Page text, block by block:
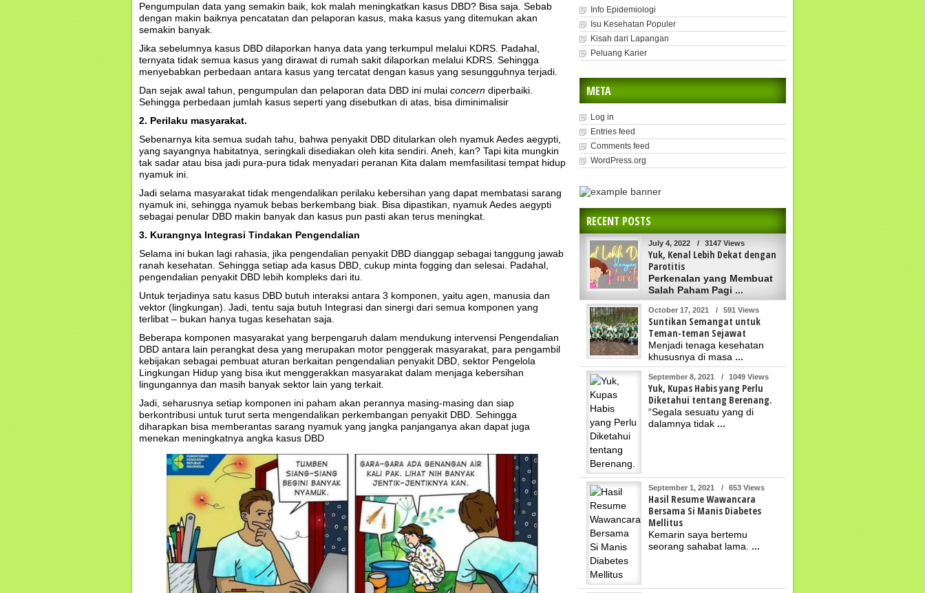
Pengumpulan data yang semakin baik, kok malah meningkatkan kasus DBD? Bisa saja. Sebab
dengan makin baiknya pencatatan dan pelaporan kasus, maka kasus yang ditemukan akan
semakin banyak.
Jika sebelumnya kasus DBD dilaporkan hanya data yang terkumpul melalui KDRS. Padahal,
ternyata tidak semua kasus yang dirawat di rumah sakit dilaporkan melalui KDRS. Sehingga
menyebabkan perbedaan antara kasus yang tercatat dengan kasus yang sesungguhnya terjadi.
Dan sejak awal tahun, pengumpulan dan pelaporan data DBD ini mulai concern diperbaiki.
Sehingga perbedaan jumlah kasus seperti yang disebutkan di atas, bisa diminimalisir
2. Perilaku masyarakat.
Sebenarnya kita semua sudah tahu, bahwa penyakit DBD ditularkan oleh nyamuk Aedes aegypti,
yang sayangnya habitatnya, seringkali disediakan oleh kita sendiri. Aneh, kan? Tapi kita mungkin
tak sadar atau bisa jadi pura-pura tidak menyadari peranan Kita dalam memfasilitasi tempat hidup
nyamuk ini.
Jadi selama masyarakat tidak mengendalikan perilaku kebersihan yang dapat membatasi sarang
nyamuk ini, sehingga nyamuk bebas berkembang biak. Bisa dipastikan, nyamuk Aedes aegypti
sebagai penular DBD makin banyak dan kasus pun pasti akan terus meningkat.
3. Kurangnya Integrasi Tindakan Pengendalian
Selama ini bukan lagi rahasia, jika pengendalian penyakit DBD dianggap sebagai tanggung jawab
ranah kesehatan. Sehingga setiap ada kasus DBD, cukup minta fogging dan selesai. Padahal,
pengendalian penyakit DBD lebih kompleks dari itu.
Untuk terjadinya satu kasus DBD butuh interaksi antara 3 komponen, yaitu agen, manusia dan
vektor (lingkungan). Jadi, tentu saja butuh Integrasi dan sinergi dari semua komponen yang
terlibat – bukan hanya tugas kesehatan saja.
Beberapa komponen masyarakat yang berpengaruh dalam mendukung intervensi Pengendalian
DBD antara lain perangkat desa yang merupakan motor penggerak masyarakat, para pengambil
kebijakan sebagai pembuat aturan berkaitan pengendalian penyakit DBD, sektor Pengelola
Lingkungan Hidup yang bisa ikut menggerakkan masyarakat dalam menjaga kebersihan
lingungannya dan masih banyak sektor lain yang terkait.
Jadi, seharusnya setiap komponen ini paham akan perannya masing-masing dan siap
berkontribusi untuk turut serta mengendalikan perkembangan penyakit DBD. Sehingga
diharapkan bisa memberantas sarang nyamuk yang jangka panjanganya akan dapat juga
menekan meningkatnya angka kasus DBD
Info Epidemiologi
Isu Kesehatan Populer
Kisah dari Lapangan
Peluang Karier
META
Log in
Entries feed
Comments feed
WordPress.org
RECENT POSTS
July 4, 2022 / 3147 Views
Yuk, Kenal Lebih Dekat dengan
Parotitis
Perkenalan yang Membuat
Salah Paham Pagi ...
October 17, 2021 / 591 Views
Suntikan Semangat untuk
Teman-teman Sejawat
Menjadi tenaga kesehatan
khususnya di masa ...
September 8, 2021 / 1049 Views
Yuk, Kupas Habis yang Perlu
Diketahui tentang Berenang.
“Segala sesuatu yang di
dalamnya tidak ...
September 1, 2021 / 653 Views
Hasil Resume Wawancara
Bersama Si Manis Diabetes
Mellitus
Kemarin saya bertemu
seorang sahabat lama. ...